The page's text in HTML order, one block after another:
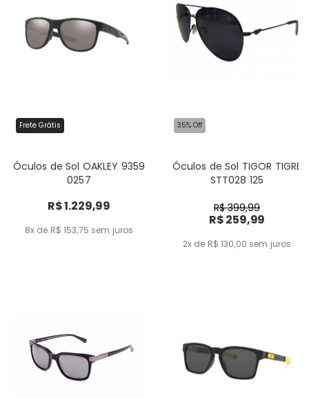
Frete Grátis
Óculos de Sol OAKLEY 9359
0257
R$ 1.229,99
8x de R$ 153,75 sem juros
35% Off
Óculos de Sol TIGOR TIGRE
STT028 125
R$ 399,99
R$ 259,99
2x de R$ 130,00 sem juros